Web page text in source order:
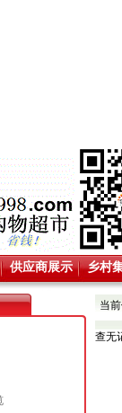
供应商展示 乡村
当
查无